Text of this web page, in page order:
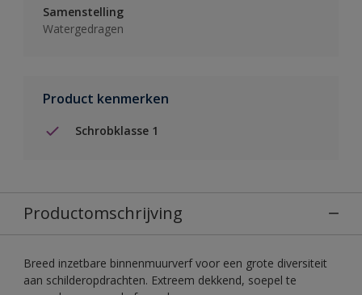
Samenstelling
Watergedragen
Product kenmerken
Schrobklasse 1
Productomschrijving
Breed inzetbare binnenmuurverf voor een grote diversiteit
aan schilderopdrachten. Extreem dekkend, soepel te